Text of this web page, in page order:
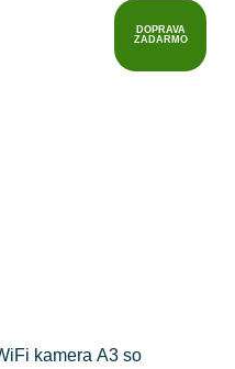
DOPRAVA
ZADARMO
kamera A3 so